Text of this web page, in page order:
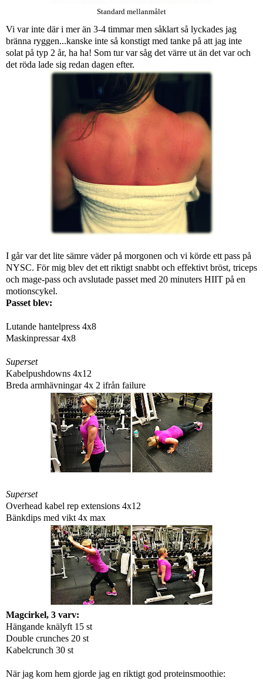
Standard mellanmålet
Vi var inte där i mer än 3-4 timmar men såklart så lyckades jag
bränna ryggen...kanske inte så konstigt med tanke på att jag inte
solat på typ 2 år, ha ha! Som tur var såg det värre ut än det var och
det röda lade sig redan dagen efter.
I går var det lite sämre väder på morgonen och vi körde ett pass på
NYSC. För mig blev det ett riktigt snabbt och effektivt bröst, triceps
och mage-pass och avslutade passet med 20 minuters HIIT på en
motionscykel.
Passet blev:
Lutande hantelpress 4x8
Maskinpressar 4x8
Superset
Kabelpushdowns 4x12
Breda armhävningar 4x 2 ifrån failure
Superset
Overhead kabel rep extensions 4x12
Bänkdips med vikt 4x max
Magcirkel, 3 varv:
Hängande knälyft 15 st
Double crunches 20 st
Kabelcrunch 30 st
När jag kom hem gjorde jag en riktigt god proteinsmoothie: